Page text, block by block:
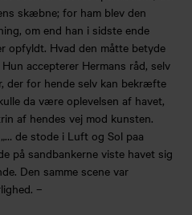
skæbne; for ham blev den
om end han i sidste ende
opfyldt. Hvad den måtte betyde
accepterer Hermans råd, selv
der for hende selv kan bekræfte
da være oplevelsen af havet,
af hendes vej mod kunsten.
de stode i Luft og Sol paa
på sandbankerne viste havet sig
Den samme scene var
–